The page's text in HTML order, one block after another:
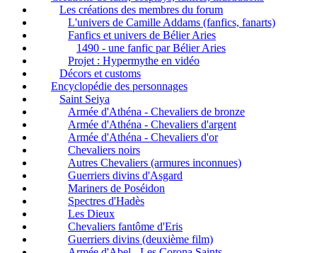
Les créations des membres du forum
L'univers de Camille Addams (fanfics, fanarts)
Fanfics et univers de Bélier Aries
1490 - une fanfic par Bélier Aries
Projet : Hypermythe en vidéo
Décors et customs
Encyclopédie des personnages
Saint Seiya
Armée d'Athéna - Chevaliers de bronze
Armée d'Athéna - Chevaliers d'argent
Armée d'Athéna - Chevaliers d'or
Chevaliers noirs
Autres Chevaliers (armures inconnues)
Guerriers divins d'Asgard
Mariners de Poséidon
Spectres d'Hadès
Les Dieux
Chevaliers fantôme d'Eris
Guerriers divins (deuxième film)